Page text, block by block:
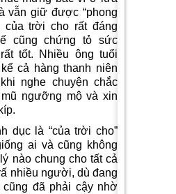
vẫn giữ được “phong
của trời cho rất đáng
cũng chứng tỏ sức
tốt. Nhiều ông tuổi
cả hàng thanh niên
nghe chuyện chắc
ngưỡng mộ và xin
dục là “của trời cho”
ai và cũng không
nào chung cho tất cả
nhiều người, dù đang
cũng đã phải cậy nhờ